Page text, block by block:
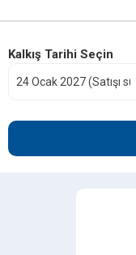
Kalkış Tarihi Seçin